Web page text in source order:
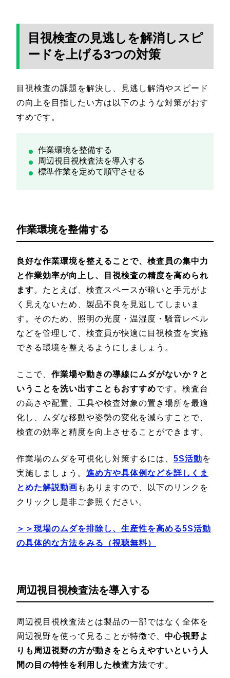
目視検査の見逃しを解消しスピ
ードを上げる3つの対策
目視検査の課題を解決し、見逃し解消やスピード
の向上を目指したい方は以下のような対策がおす
すめです。
作業環境を整備する
周辺視目視検査法を導入する
標準作業を定めて順守させる
作業環境を整備する
良好な作業環境を整えることで、検査員の集中力
と作業効率が向上し、目視検査の精度を高められ
ます。たとえば、検査スペースが暗いと手元がよ
く見えないため、製品不良を見逃してしまいま
す。そのため、照明の光度・温湿度・騒音レベル
などを管理して、検査員が快適に目視検査を実施
できる環境を整えるようにしましょう。
ここで、 作業場や動きの導線にムダがないか？と
いうことを洗い出すこともおすすめです。検査台
の高さや配置、工具や検査対象の置き場所を最適
化し、ムダな移動や姿勢の変化を減らすことで、
検査の効率と精度を向上させることができます。
作業場のムダを可視化し対策するには、 5S活動を
実施しましょう。 進め方や具体例などを詳しくま
とめた解説動画 もありますので、以下のリンクを
クリックし是非ご参照ください。
＞＞現場のムダを排除し、生産性を高める5S活動
の具体的な方法をみる（視聴無料）
周辺視目視検査法を導入する
周辺視目視検査法とは製品の一部ではなく全体を
周辺視野を使って見ることが特徴で、 中心視野よ
りも周辺視野の方が動きをとらえやすいという人
間の目の特性を利用した検査方法です。